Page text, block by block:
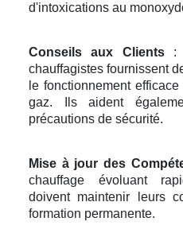
d'intoxications au
Conseils aux Clients:
chauffagistes fournissent
le fonctionnement
gaz. Ils aident
précautions de sécurité.
Mise à jour des
chauffage évoluant
doivent maintenir leurs
formation permanente.